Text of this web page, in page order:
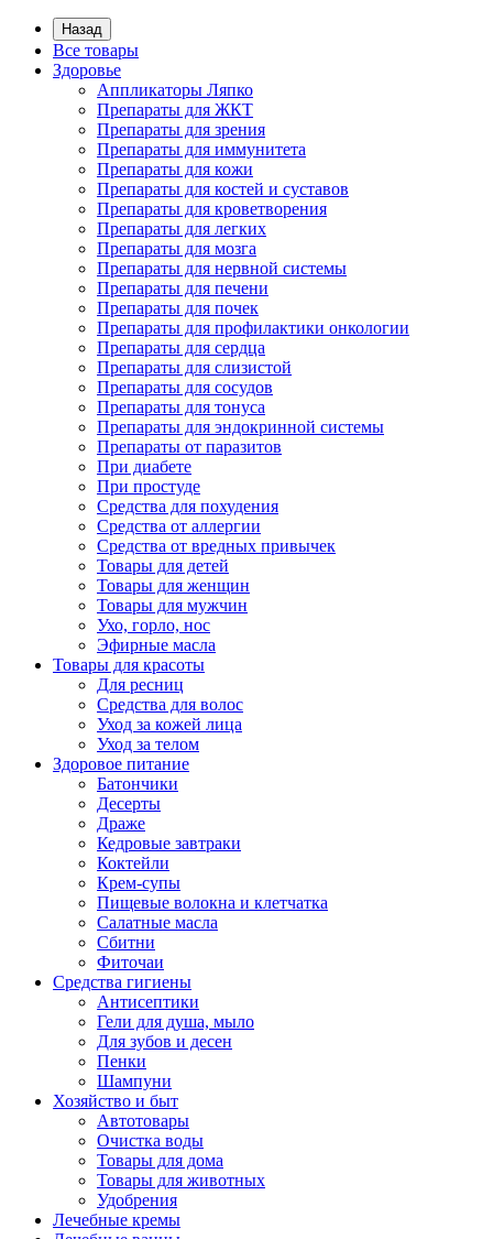
Назад
Все товары
Здоровье
Аппликаторы Ляпко
Препараты для ЖКТ
Препараты для зрения
Препараты для иммунитета
Препараты для кожи
Препараты для костей и суставов
Препараты для кроветворения
Препараты для легких
Препараты для мозга
Препараты для нервной системы
Препараты для печени
Препараты для почек
Препараты для профилактики онкологии
Препараты для сердца
Препараты для слизистой
Препараты для сосудов
Препараты для тонуса
Препараты для эндокринной системы
Препараты от паразитов
При диабете
При простуде
Средства для похудения
Средства от аллергии
Средства от вредных привычек
Товары для детей
Товары для женщин
Товары для мужчин
Ухо, горло, нос
Эфирные масла
Товары для красоты
Для ресниц
Средства для волос
Уход за кожей лица
Уход за телом
Здоровое питание
Батончики
Десерты
Драже
Кедровые завтраки
Коктейли
Крем-супы
Пищевые волокна и клетчатка
Салатные масла
Сбитни
Фиточаи
Средства гигиены
Антисептики
Гели для душа, мыло
Для зубов и десен
Пенки
Шампуни
Хозяйство и быт
Автотовары
Очистка воды
Товары для дома
Товары для животных
Удобрения
Лечебные кремы